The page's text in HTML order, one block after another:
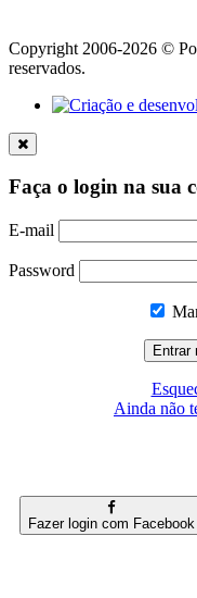
Copyright 2006-2026 ©
reservados.
Faça o login na sua
E-mail
Password
Ainda não
Fazer login com Facebook